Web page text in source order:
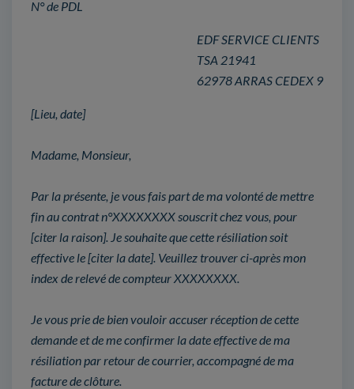
N° de PDL
EDF SERVICE CLIENTS
TSA 21941
62978 ARRAS CEDEX 9
[Lieu, date]
Madame, Monsieur,
Par la présente, je vous fais part de ma volonté de mettre
fin au contrat n°XXXXXXXX souscrit chez vous, pour
[citer la raison]. Je souhaite que cette résiliation soit
effective le [citer la date]. Veuillez trouver ci-après mon
index de relevé de compteur XXXXXXXX.
Je vous prie de bien vouloir accuser réception de cette
demande et de me confirmer la date effective de ma
résiliation par retour de courrier, accompagné de ma
facture de clôture.